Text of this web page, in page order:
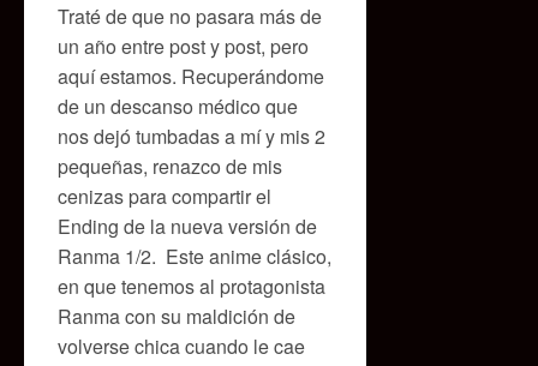
Traté de que no pasara más de
un año entre post y post, pero
aquí estamos. Recuperándome
de un descanso médico que
nos dejó tumbadas a mí y mis 2
pequeñas, renazco de mis
cenizas para compartir el
Ending de la nueva versión de
Ranma 1/2. Este anime clásico,
en que tenemos al protagonista
Ranma con su maldición de
volverse chica cuando le cae